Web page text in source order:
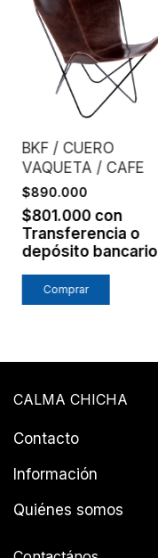
BKF / CUERO
VAQUETA / CAFE
$890.000
$801.000 con
Transferencia o
depósito bancario
Comprar
CALMA CHICHA
Contacto
Información
Quiénes somos